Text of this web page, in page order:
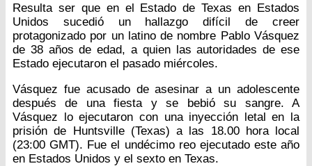
Resulta ser que en el Estado de Texas en Estados
Unidos sucedió un hallazgo difícil de creer
protagonizado por un latino de nombre Pablo Vásquez
de 38 años de edad, a quien las autoridades de ese
Estado ejecutaron el pasado miércoles.
Vásquez fue acusado de asesinar a un adolescente
después de una fiesta y se bebió su sangre. A
Vásquez lo ejecutaron con una inyección letal en la
prisión de Huntsville (Texas) a las 18.00 hora local
(23:00 GMT). Fue el undécimo reo ejecutado este año
en Estados Unidos y el sexto en Texas.